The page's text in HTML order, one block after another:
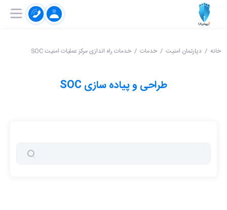
ثبت‌ نام | ورود
خانه دپارتمان امنیت خدمات خدمات راه اندازی مرکز عملیات امنیت SOC
طراحی و پیاده سازی SOC